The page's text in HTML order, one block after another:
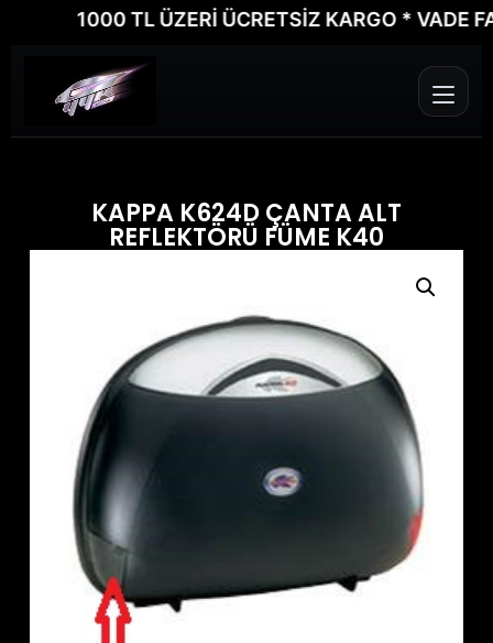
1000 TL ÜZERİ ÜCRETSİZ KARGO * VADE
KAPPA K624D ÇANTA ALT
REFLEKTÖRÜ FÜME K40